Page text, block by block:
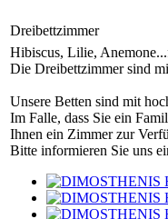
Dreibettzimmer
Hibiscus, Lilie,
Die Dreibettzimmer sind
Unsere Betten sind mit
Im Falle, dass Sie ein
Ihnen ein Zimmer zur
Bitte informieren Sie uns